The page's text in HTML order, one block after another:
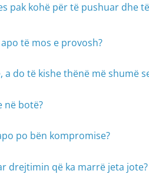
pak kohë për të pushuar dhe
të mos e provosh?
do të kishe thënë më shumë
në botë?
po bën kompromise?
drejtimin që ka marrë jeta jote?